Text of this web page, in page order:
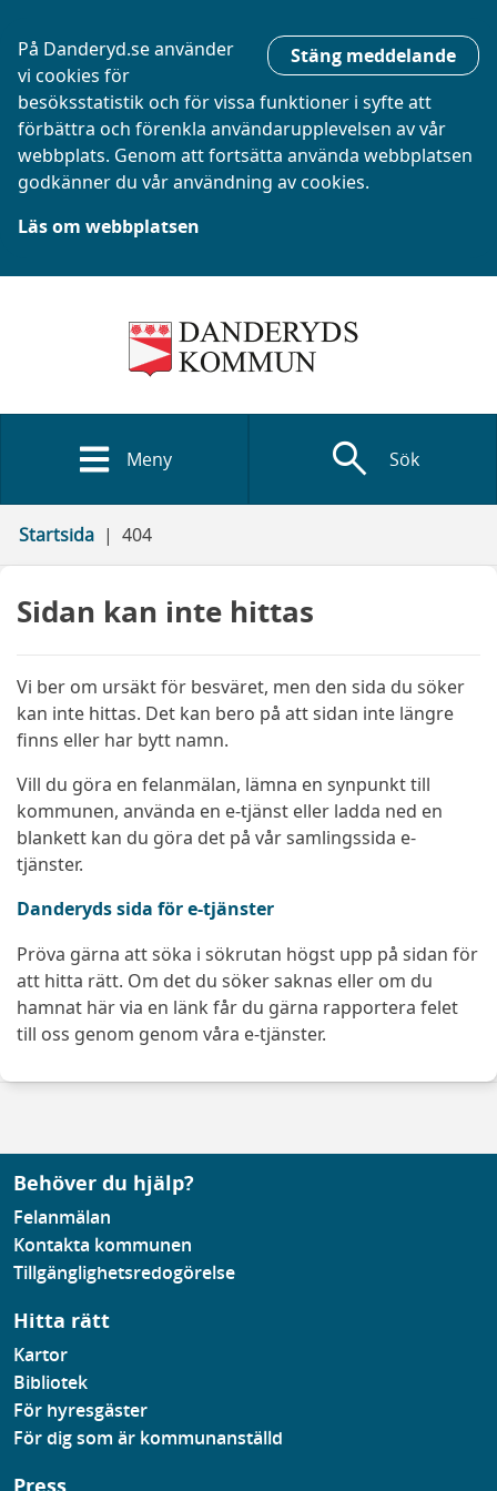
Stäng meddelande
På Danderyd.se använder
vi cookies för
besöksstatistik och för vissa funktioner i syfte att
förbättra och förenkla användarupplevelsen av vår
webbplats. Genom att fortsätta använda webbplatsen
godkänner du vår användning av cookies.
Läs om webbplatsen
Meny search Sök
Startsida 404
Sidan kan inte hittas
Vi ber om ursäkt för besväret, men den sida du söker
kan inte hittas. Det kan bero på att sidan inte längre
finns eller har bytt namn.
Vill du göra en felanmälan, lämna en synpunkt till
kommunen, använda en e-tjänst eller ladda ned en
blankett kan du göra det på vår samlingssida e-
tjänster.
Danderyds sida för e-tjänster
Pröva gärna att söka i sökrutan högst upp på sidan för
att hitta rätt. Om det du söker saknas eller om du
hamnat här via en länk får du gärna rapportera felet
till oss genom genom våra e-tjänster.
Behöver du hjälp?
Felanmälan
Kontakta kommunen
Tillgänglighetsredogörelse
Hitta rätt
Kartor
Bibliotek
För hyresgäster
För dig som är kommunanställd
Press